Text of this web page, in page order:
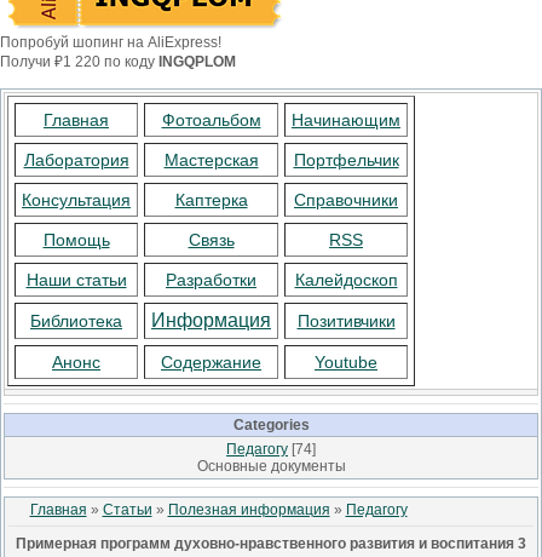
Попробуй шопинг на AliExpress!
Получи ₽1 220 по коду INGQPLOM
Главная Фотоальбом Начинающим
Лаборатория Мастерская Портфельчик
Консультация Каптерка Справочники
Помощь Связь RSS
Наши статьи Разработки Калейдоскоп
Библиотека Информация Позитивчики
Анонс Содержание Youtube
Categories
Педагогу [74]
Основные документы
Главная » Статьи » Полезная информация » Педагогу
Примерная программ духовно-нравственного развития и воспитания 3